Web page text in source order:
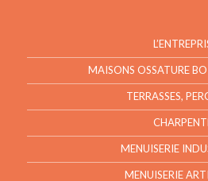
MAISONS OSSATURE
TERRASSES,
MENUISERIE
MENUISERIE